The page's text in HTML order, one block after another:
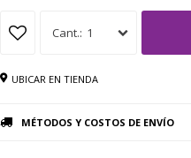
1
UBICAR EN TIENDA
MÉTODOS Y COSTOS DE ENVÍO